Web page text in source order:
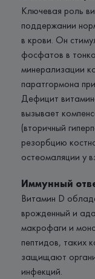
Ключевая роль
поддержании
в крови. Он
фосфатов в
минерализации
паратгормона
Дефицит
вызывает
(вторичный
резорбцию
остеомаляции у
Иммунный
Витамин D
врожденный и
макрофаги и
пептидов, таких
защищают
инфекций.